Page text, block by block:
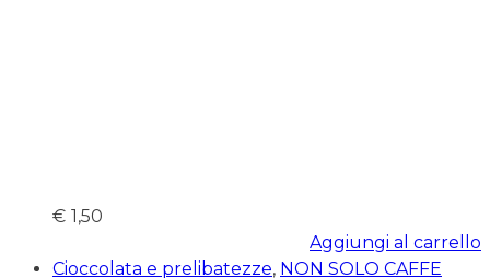
€ 1,50
Aggiungi al carrello
Cioccolata e prelibatezze, NON SOLO CAFFE